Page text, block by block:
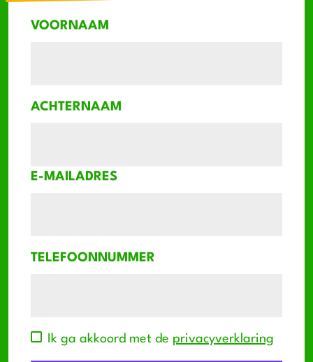
te groot
VOORNAAM
ACHTERNAAM
E-MAILADRES
TELEFOONNUMMER
Ik ga akkoord met de privacyverklaring